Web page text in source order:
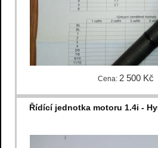
Cena: 2 500 Kč
Řídící jednotka motoru 1.4i -